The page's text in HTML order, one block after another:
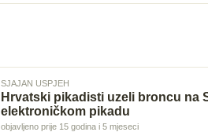
SJAJAN USPJEH
Hrvatski pikadisti uzeli broncu na
elektroničkom pikadu
objavljeno prije 15 godina i 5 mjeseci